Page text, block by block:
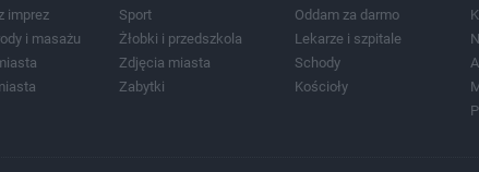
imprez
i masażu
Sport
Żłobki i przedszkola
Zdjęcia miasta
Zabytki
Oddam za darmo
Lekarze i szpitale
Schody
Kościoły